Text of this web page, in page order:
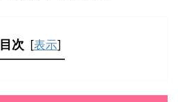
目次 [表示]